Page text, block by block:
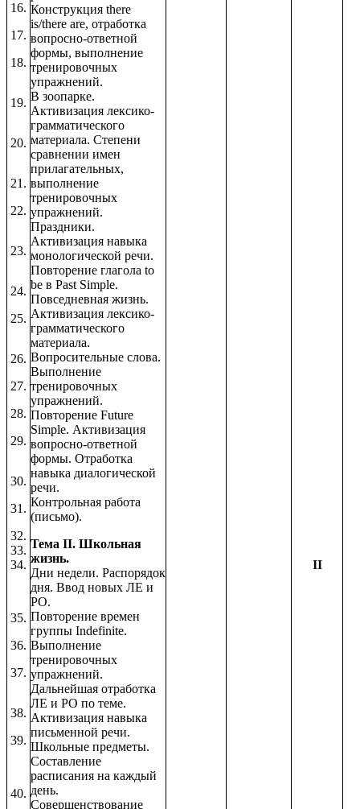
16.
17.
18.
19.
20.
21.
22.
23.
24.
25.
26.
27.
28.
29.
30.
31.
32.
33.
34.
35.
36.
37.
38.
39.
40.
Конструкция there
is/there are, отработка
вопросно-ответной
формы, выполнение
тренировочных
упражнений.
В зоопарке.
Активизация лексико-
грамматического
материала. Степени
сравнении имен
прилагательных,
выполнение
тренировочных
упражнений.
Праздники.
Активизация навыка
монологической речи.
Повторение глагола to
be в Past Simple.
Повседневная жизнь.
Активизация лексико-
грамматического
материала.
Вопросительные слова.
Выполнение
тренировочных
упражнений.
Повторение Future
Simple. Активизация
вопросно-ответной
формы. Отработка
навыка диалогической
речи.
Контрольная работа
(письмо).
Тема II. Школьная
жизнь.
Дни недели. Распорядок
дня. Ввод новых ЛЕ и
РО.
Повторение времен
группы Indefinite.
Выполнение
тренировочных
упражнений.
Дальнейшая отработка
ЛЕ и РО по теме.
Активизация навыка
письменной речи.
Школьные предметы.
Составление
расписания на каждый
день.
Совершенствование
II